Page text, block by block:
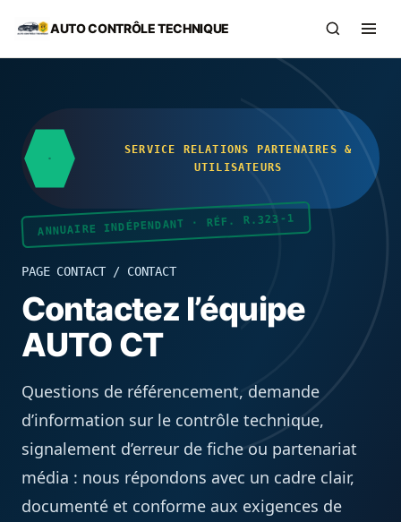
Aller au contenu principal
AUTO CONTRÔLE TECHNIQUE
SERVICE RELATIONS PARTENAIRES &
UTILISATEURS
ANNUAIRE INDÉPENDANT · RÉF. R.323-1
PAGE CONTACT / CONTACT
Contactez l’équipe
AUTO CT
Questions de référencement, demande
d’information sur le contrôle technique,
signalement d’erreur de fiche ou partenariat
média : nous répondons avec un cadre clair,
documenté et conforme aux exigences de